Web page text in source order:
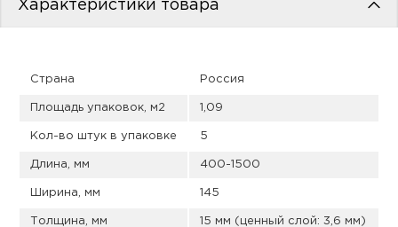
Характеристики товара
Страна Россия
Площадь упаковок, м2 1,09
Кол-во штук в упаковке 5
Длина, мм 400-1500
Ширина, мм 145
Толщина, мм 15 мм (ценный слой: 3,6 мм)